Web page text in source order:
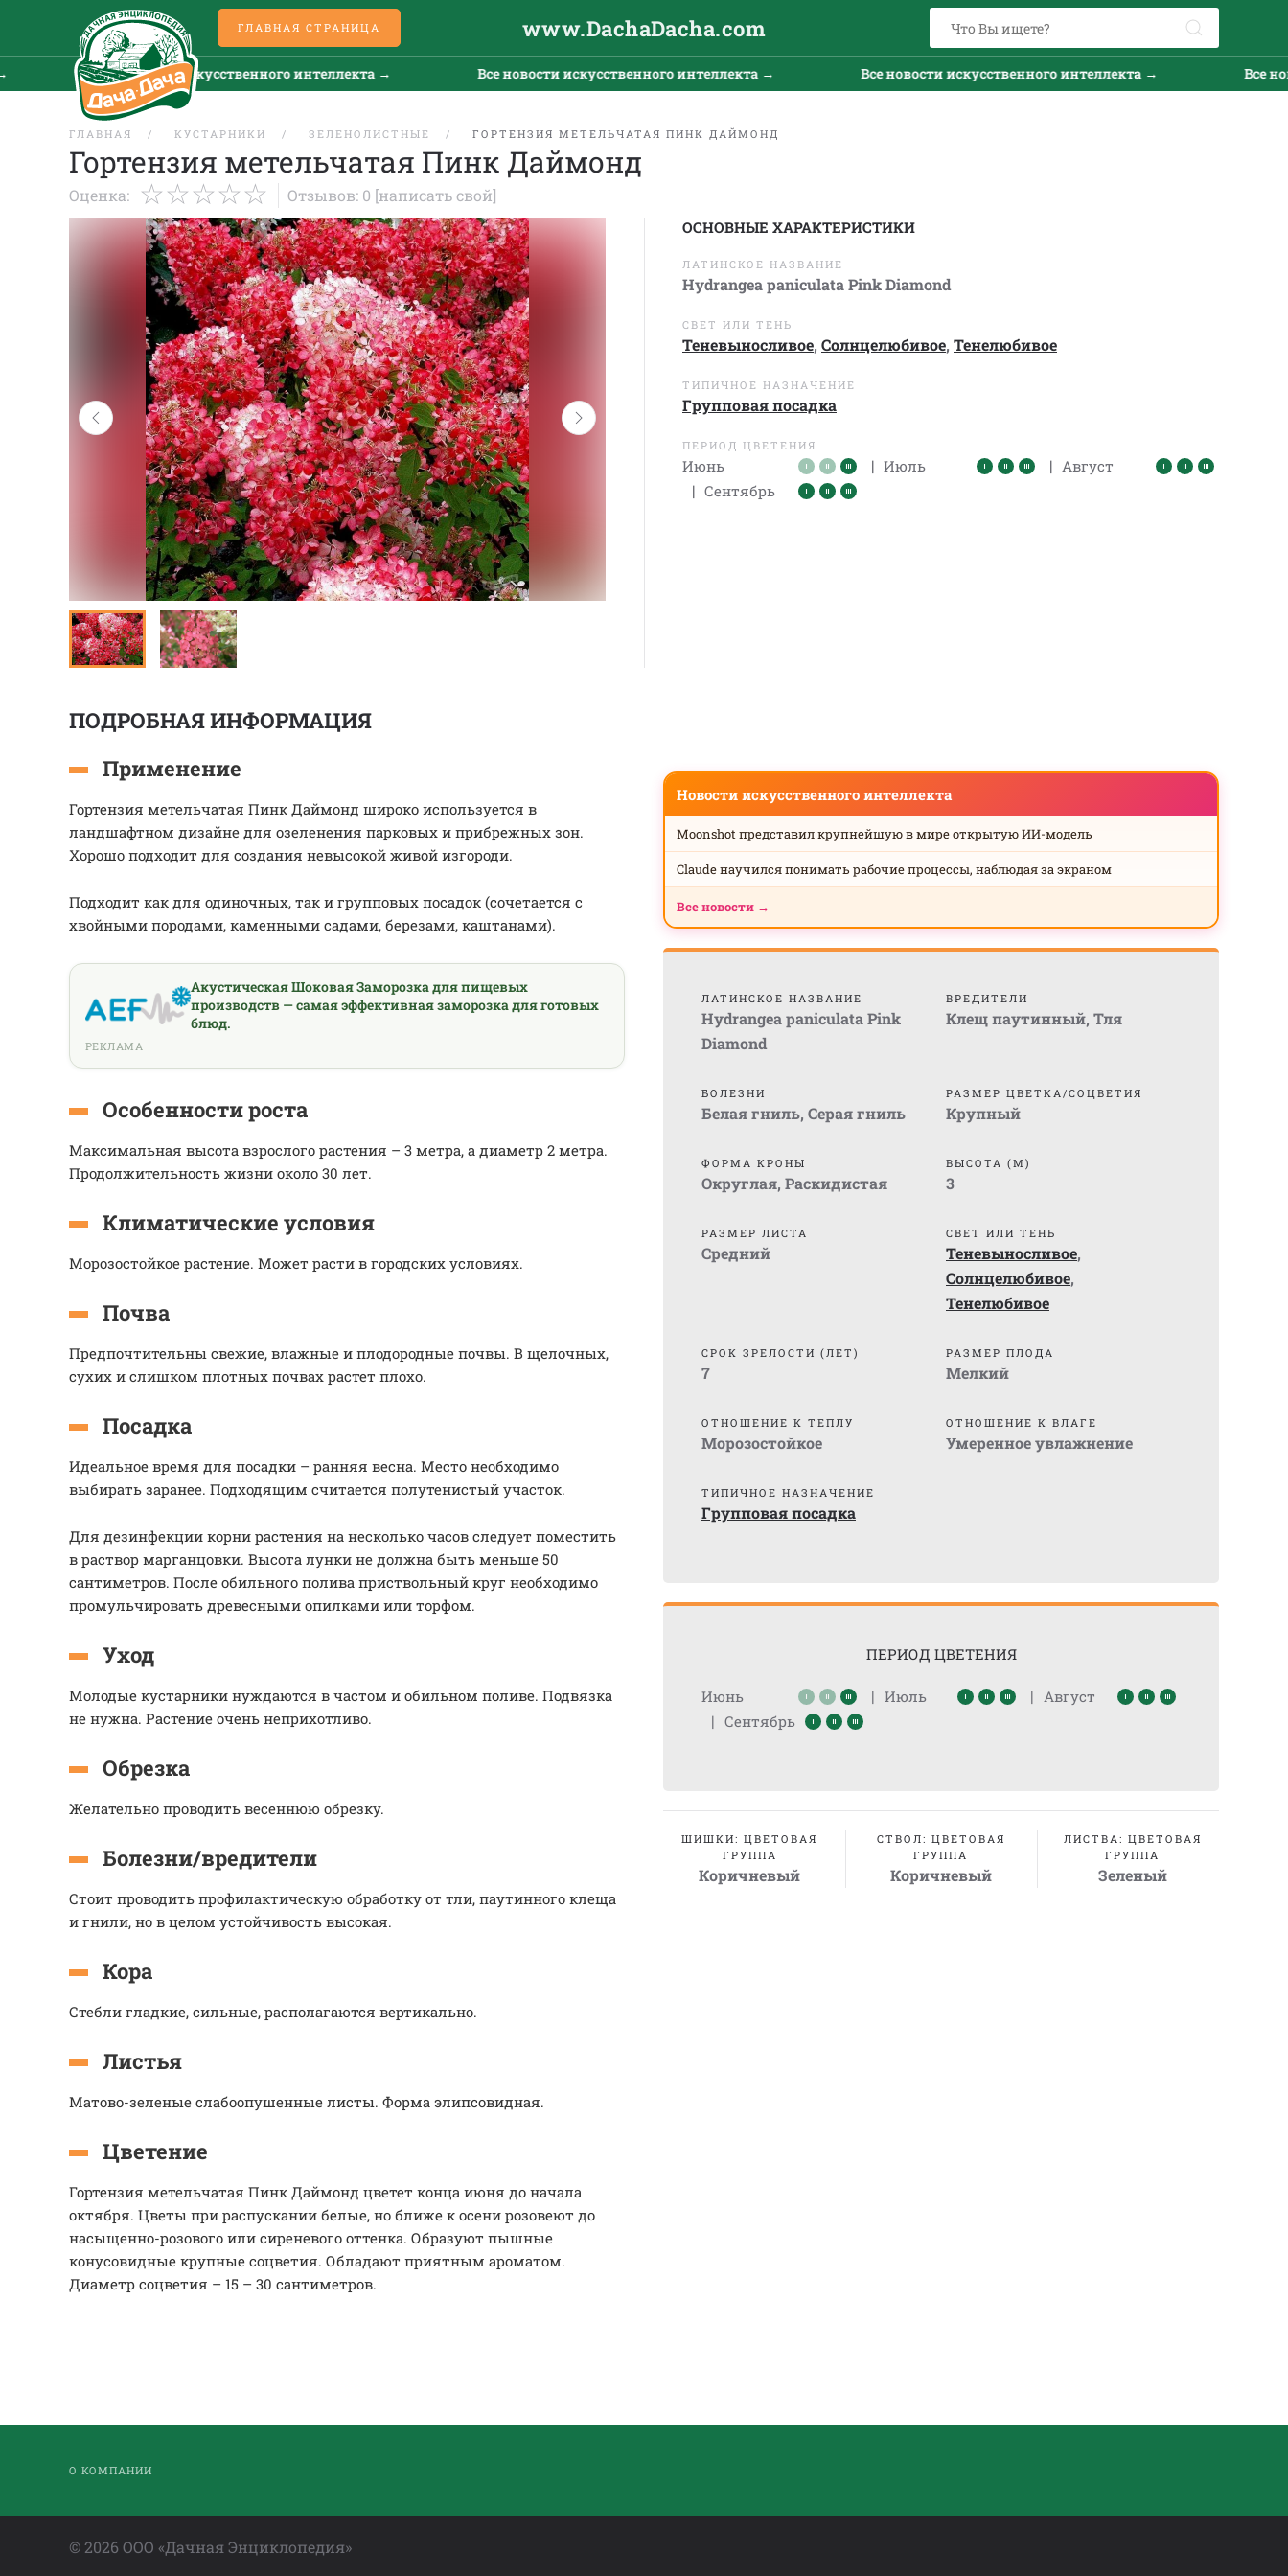
ГЛАВНАЯ СТРАНИЦА www.DachaDacha.com
Все новости искусственного интеллекта → Все новости искусственного интеллекта → Все новости искусственного интеллекта → Все
ГЛАВНАЯ КУСТАРНИКИ ЗЕЛЕНОЛИСТНЫЕ ГОРТЕНЗИЯ МЕТЕЛЬЧАТАЯ ПИНК ДАЙМОНД
Гортензия метельчатая Пинк Даймонд
Оценка: Отзывов: 0 [написать свой]
ОСНОВНЫЕ ХАРАКТЕРИСТИКИ
ЛАТИНСКОЕ НАЗВАНИЕ
Hydrangea paniculata Pink Diamond
СВЕТ ИЛИ ТЕНЬ
Теневыносливое, Солнцелюбивое, Тенелюбивое
ТИПИЧНОЕ НАЗНАЧЕНИЕ
Групповая посадка
ПЕРИОД ЦВЕТЕНИЯ
Июнь | Июль | Август
| Сентябрь
ПОДРОБНАЯ ИНФОРМАЦИЯ
Применение
Гортензия метельчатая Пинк Даймонд широко используется в
ландшафтном дизайне для озеленения парковых и прибрежных зон.
Хорошо подходит для создания невысокой живой изгороди.
Подходит как для одиночных, так и групповых посадок (сочетается с
хвойными породами, каменными садами, березами, каштанами).
Акустическая Шоковая Заморозка для пищевых
производств — самая эффективная заморозка для готовых
блюд.
РЕКЛАМА
Особенности роста
Максимальная высота взрослого растения – 3 метра, а диаметр 2 метра.
Продолжительность жизни около 30 лет.
Климатические условия
Морозостойкое растение. Может расти в городских условиях.
Почва
Предпочтительны свежие, влажные и плодородные почвы. В щелочных,
сухих и слишком плотных почвах растет плохо.
Посадка
Идеальное время для посадки – ранняя весна. Место необходимо
выбирать заранее. Подходящим считается полутенистый участок.
Для дезинфекции корни растения на несколько часов следует поместить
в раствор марганцовки. Высота лунки не должна быть меньше 50
сантиметров. После обильного полива приствольный круг необходимо
промульчировать древесными опилками или торфом.
Уход
Молодые кустарники нуждаются в частом и обильном поливе. Подвязка
не нужна. Растение очень неприхотливо.
Обрезка
Желательно проводить весеннюю обрезку.
Болезни/вредители
Стоит проводить профилактическую обработку от тли, паутинного клеща
и гнили, но в целом устойчивость высокая.
Кора
Стебли гладкие, сильные, располагаются вертикально.
Листья
Матово-зеленые слабоопушенные листы. Форма элипсовидная.
Цветение
Гортензия метельчатая Пинк Даймонд цветет конца июня до начала
октября. Цветы при распускании белые, но ближе к осени розовеют до
насыщенно-розового или сиреневого оттенка. Образуют пышные
конусовидные крупные соцветия. Обладают приятным ароматом.
Диаметр соцветия – 15 – 30 сантиметров.
Новости искусственного интеллекта
Moonshot представил крупнейшую в мире открытую ИИ-модель
Claude научился понимать рабочие процессы, наблюдая за экраном
Все новости →
ЛАТИНСКОЕ НАЗВАНИЕ
Hydrangea paniculata Pink
Diamond
ВРЕДИТЕЛИ
Клещ паутинный, Тля
БОЛЕЗНИ
Белая гниль, Серая гниль
РАЗМЕР ЦВЕТКА/СОЦВЕТИЯ
Крупный
ФОРМА КРОНЫ
Округлая, Раскидистая
ВЫСОТА (М)
3
РАЗМЕР ЛИСТА
Средний
СВЕТ ИЛИ ТЕНЬ
Теневыносливое,
Солнцелюбивое,
Тенелюбивое
СРОК ЗРЕЛОСТИ (ЛЕТ)
7
РАЗМЕР ПЛОДА
Мелкий
ОТНОШЕНИЕ К ТЕПЛУ
Морозостойкое
ОТНОШЕНИЕ К ВЛАГЕ
Умеренное увлажнение
ТИПИЧНОЕ НАЗНАЧЕНИЕ
Групповая посадка
ПЕРИОД ЦВЕТЕНИЯ
Июнь | Июль | Август
| Сентябрь
ШИШКИ: ЦВЕТОВАЯ
ГРУППА
Коричневый
СТВОЛ: ЦВЕТОВАЯ
ГРУППА
Коричневый
ЛИСТВА: ЦВЕТОВАЯ
ГРУППА
Зеленый
О КОМПАНИИ
©2026 ООО «Дачная Энциклопедия»